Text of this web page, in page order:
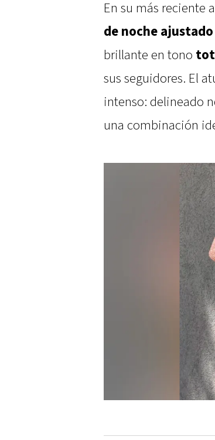
En su más reciente
de noche
brillante en tono
sus seguidores. El
intenso: delineado
una combinación